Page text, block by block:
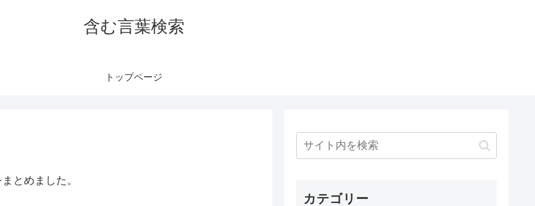
含む言葉検索
トップページ
とめました。
カテゴリー